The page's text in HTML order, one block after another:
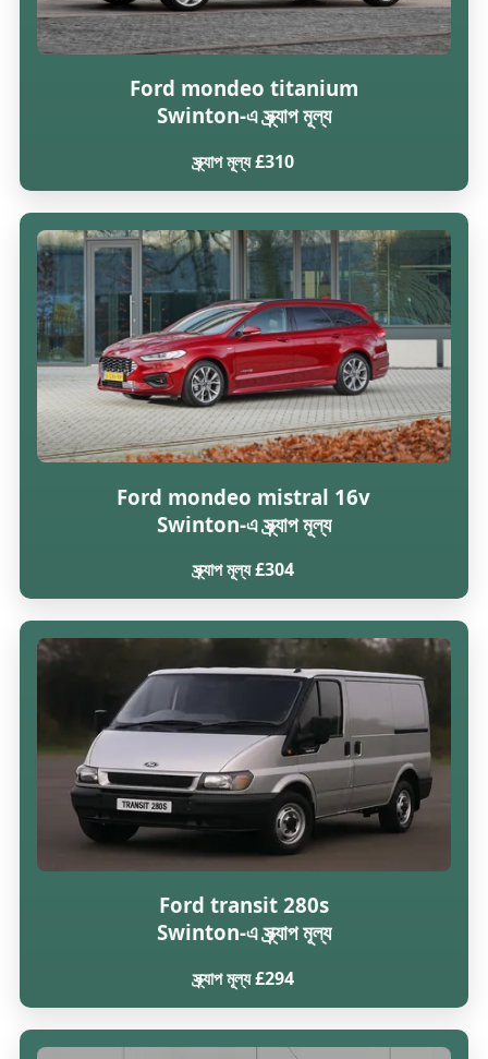
Ford mondeo titanium
Swinton-এ স্ক্র্যাপ মূল্য
স্ক্র্যাপ মূল্য £310
Ford mondeo mistral 16v
Swinton-এ স্ক্র্যাপ মূল্য
স্ক্র্যাপ মূল্য £304
Ford transit 280s
Swinton-এ স্ক্র্যাপ মূল্য
স্ক্র্যাপ মূল্য £294